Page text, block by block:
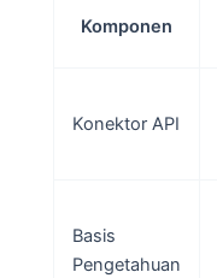
Komponen
Konektor API
Basis
Pengetahuan